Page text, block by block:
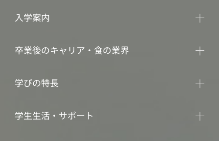
入学案内
卒業後のキャリア・食の業界
学びの特長
学生生活・サポート